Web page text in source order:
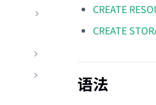
CREATE
CREATE
语法